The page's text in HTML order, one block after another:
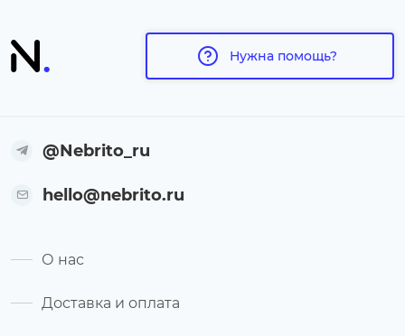
Нужна помощь?
@Nebrito_ru
hello@nebrito.ru
О нас
Доставка и оплата